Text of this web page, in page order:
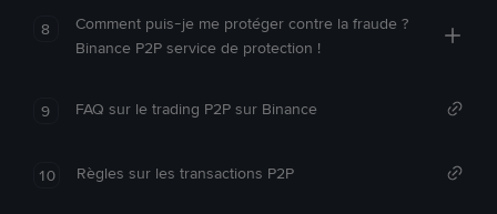
8
Comment puis-je me protéger contre la fraude ?
Binance P2P service de protection !
9 FAQ sur le trading P2P sur Binance
10 Règles sur les transactions P2P